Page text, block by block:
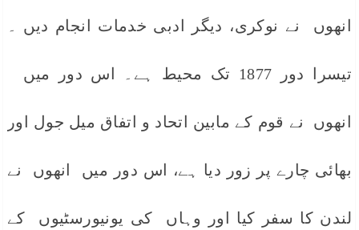
انھوں نے نوکری، دیگر ادبی خدمات انجام دیں ۔
تیسرا دور 1877 تک محیط ہے۔ اس دور میں
انھوں نے قوم کے مابین اتحاد و اتفاق میل جول اور
بھائی چارے پر زور دیا ہے، اس دور میں انھوں نے
لندن کا سفر کیا اور وہاں کی یونیورسٹیوں کے